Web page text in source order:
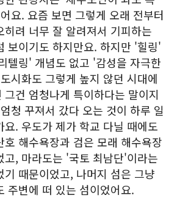
요. 요즘 보면 그렇게 오래 전부터
히려 너무 잘 알려져서 기피하는
보이기도 하지만요. 하지만 '힐링'
텔링' 개념도 없고 '감성을 자극한
시화도 그렇게 높지 않던 시대에
건 엄청나게 특이하다는 말이지
청 꾸져서 갔다 오는 것이 하루 일
요. 우도가 제가 학교 다닐 때에도
호 해수욕장과 검은 모래 해수욕장
고, 마라도는 '국토 최남단'이라는
기 때문이었고, 나머지 섬은 그냥
주변에 떠 있는 섬이었어요.